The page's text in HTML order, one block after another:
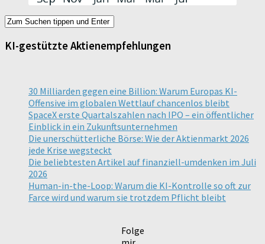
KI-gestützte Aktienempfehlungen
30 Milliarden gegen eine Billion: Warum Europas KI-
Offensive im globalen Wettlauf chancenlos bleibt
SpaceX erste Quartalszahlen nach IPO – ein öffentlicher
Einblick in ein Zukunftsunternehmen
Die unerschütterliche Börse: Wie der Aktienmarkt 2026
jede Krise wegsteckt
Die beliebtesten Artikel auf finanziell-umdenken im Juli
2026
Human-in-the-Loop: Warum die KI-Kontrolle so oft zur
Farce wird und warum sie trotzdem Pflicht bleibt
Folge